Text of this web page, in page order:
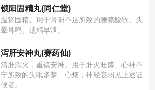
锁阳固精丸(同仁堂)
温肾固精。用于肾阳不足所致的腰膝酸软、头
晕耳鸣、遗精早泄。
泻肝安神丸(赛药仙)
清肝泻火，重镇安神。用于肝火旺盛、心神不
宁所致的失眠多梦、心烦；神经衰弱见上述证
候者。